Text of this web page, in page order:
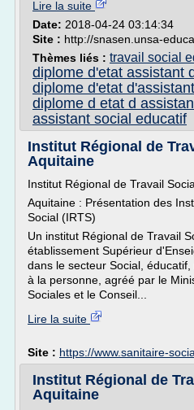
Lire la suite
Date: 2018-04-24 03:14:34
Site : http://snasen.unsa-
Thèmes liés : travail social
diplome d'etat assistant
diplome d'etat
diplome d etat d
assistant social educatif
Institut Régional de
Aquitaine
Institut Régional de Travail
Aquitaine : Présentation des
Social (IRTS)
Un institut Régional de Travail
établissement Supérieur
dans le secteur Social,
à la personne, agréé par le
Sociales et le Conseil...
Lire la suite
Site : https://www.sanitaire-
Institut Régional de
Aquitaine